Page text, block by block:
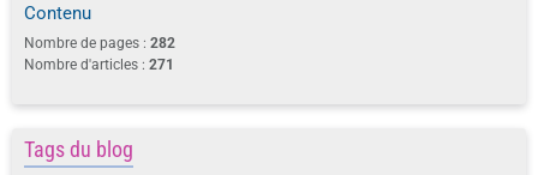
Contenu
Nombre de pages : 282
Nombre d'articles : 271
Tags du blog